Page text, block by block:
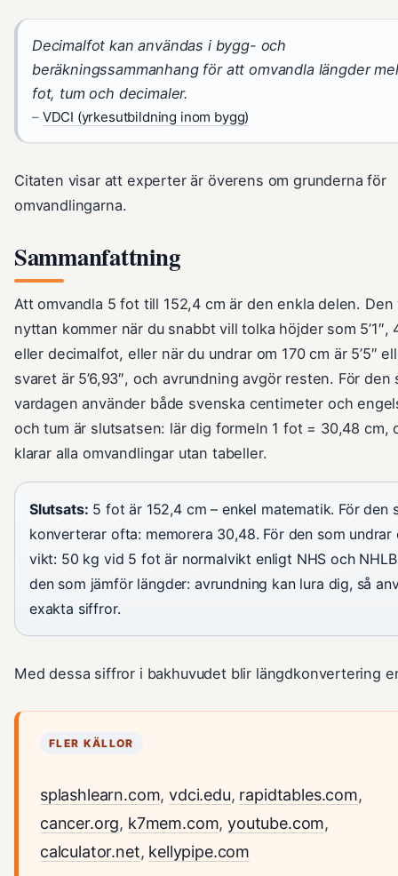
Decimalfot kan användas i bygg- och
beräkningssammanhang för att omvandla längder
fot, tum och decimaler.
– VDCI (yrkesutbildning inom bygg)
Citaten visar att experter är överens om grunderna för
omvandlingarna.
Sammanfattning
Att omvandla 5 fot till 152,4 cm är den enkla delen. Den
nyttan kommer när du snabbt vill tolka höjder som 5’1″,
eller decimalfot, eller när du undrar om 170 cm är 5’5″
svaret är 5’6,93″, och avrundning avgör resten. För den
vardagen använder både svenska centimeter och
och tum är slutsatsen: lär dig formeln 1 fot = 30,48 cm,
klarar alla omvandlingar utan tabeller.
Slutsats: 5 fot är 152,4 cm – enkel matematik. För den
konverterar ofta: memorera 30,48. För den som undrar
vikt: 50 kg vid 5 fot är normalvikt enligt NHS och
den som jämför längder: avrundning kan lura dig, så
exakta siffror.
Med dessa siffror i bakhuvudet blir längdkonvertering
FLER KÄLLOR
splashlearn.com,vdci.edu, rapidtables.com,
cancer.org, k7mem.com,youtube.com,
calculator.net, kellypipe.com